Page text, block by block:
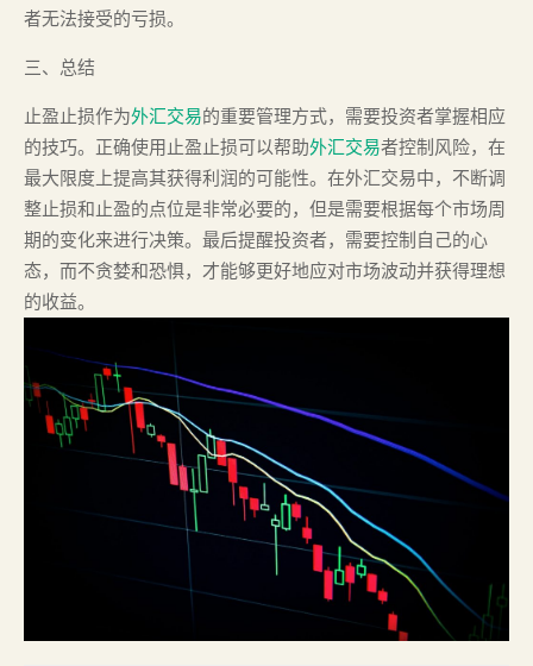
者无法接受的亏损。
三、总结
止盈止损作为外汇交易的重要管理方式，需要投资者掌握相应
的技巧。正确使用止盈止损可以帮助外汇交易者控制风险，在
最大限度上提高其获得利润的可能性。在外汇交易中，不断调
整止损和止盈的点位是非常必要的，但是需要根据每个市场周
期的变化来进行决策。最后提醒投资者，需要控制自己的心
态，而不贪婪和恐惧，才能够更好地应对市场波动并获得理想
的收益。